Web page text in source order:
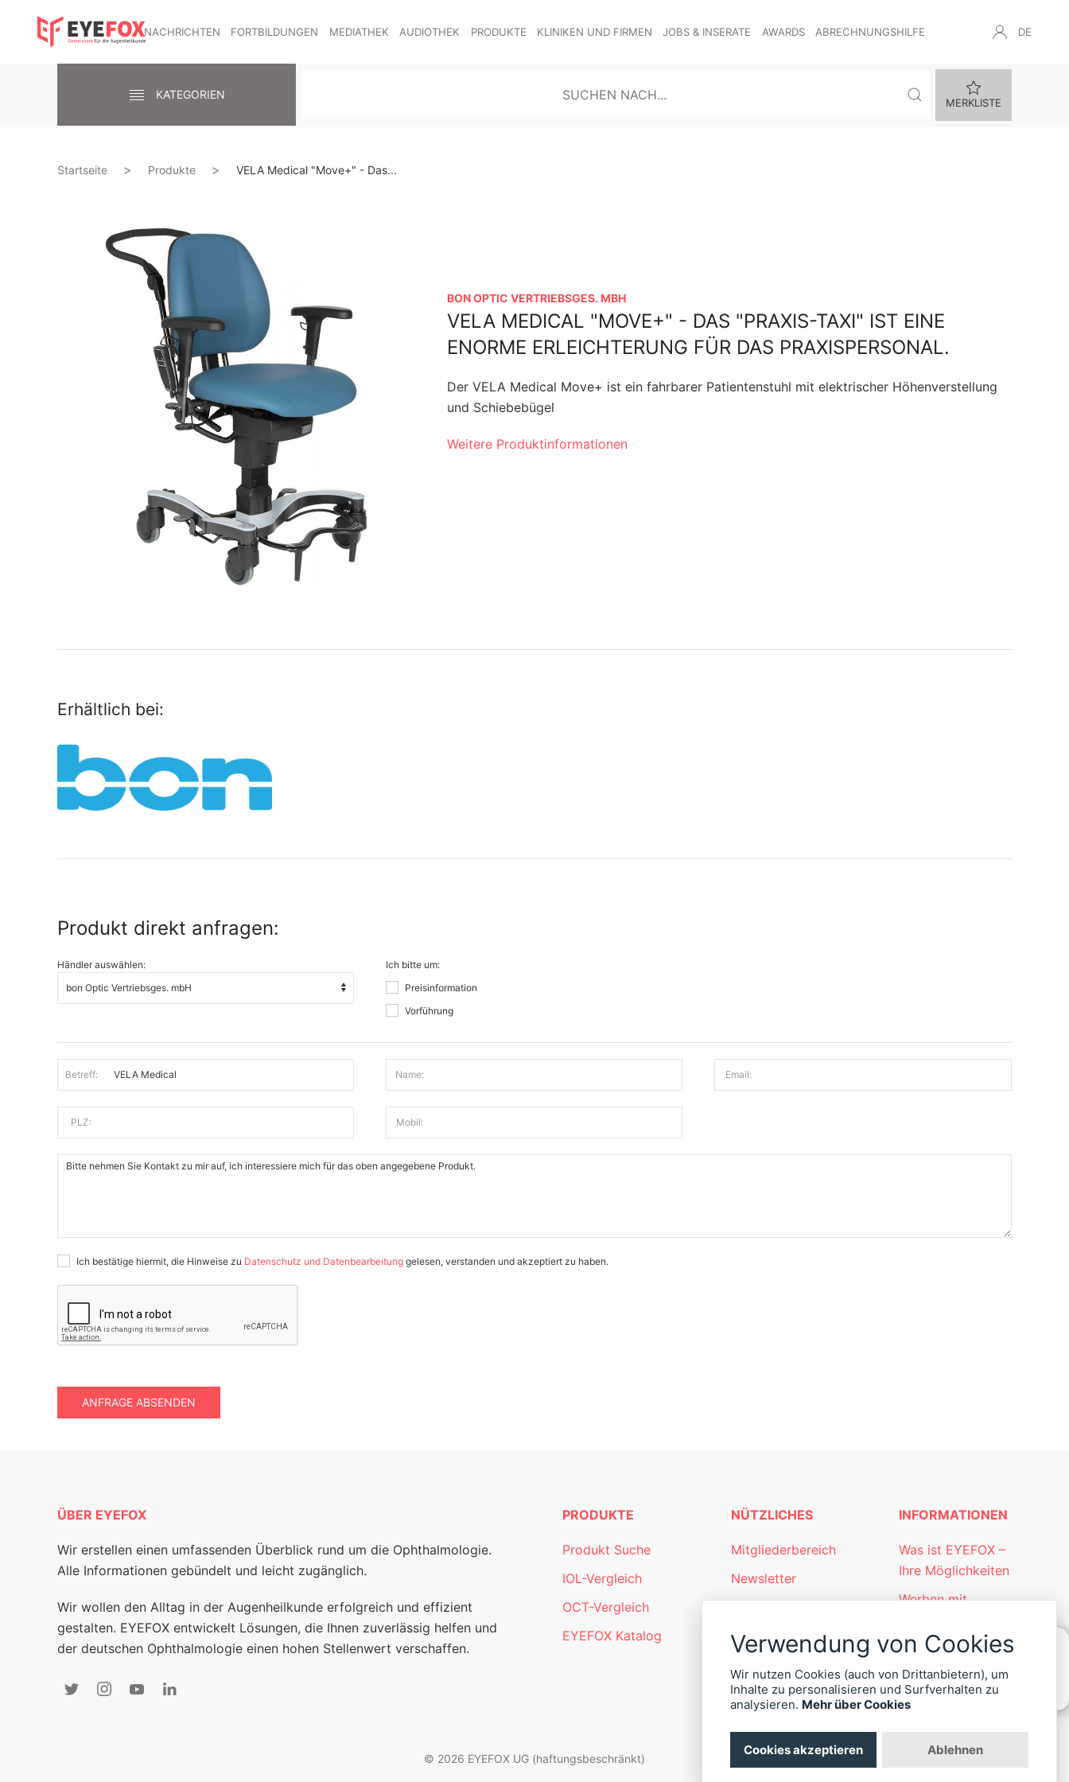
NACHRICHTEN FORTBILDUNGEN MEDIATHEK AUDIOTHEK PRODUKTE KLINIKEN UND FIRMEN JOBS & INSERATE AWARDS ABRECHNUNGSHILFE DE
KATEGORIEN
MERKLISTE
Startseite Produkte VELA Medical "Move+" - Das...
BON OPTIC VERTRIEBSGES. MBH
VELA MEDICAL "MOVE+" - DAS "PRAXIS-TAXI" IST EINE
ENORME ERLEICHTERUNG FÜR DAS PRAXISPERSONAL.
Der VELA Medical Move+ ist ein fahrbarer Patientenstuhl mit elektrischer Höhenverstellung
und Schiebebügel
Weitere Produktinformationen
Erhältlich bei:
Produkt direkt anfragen:
Händler auswählen:
Ich bitte um:
Preisinformation
Vorführung
Betreff: Name: Email:
PLZ: Mobil:
Ich bestätige hiermit, die Hinweise zu Datenschutz und Datenbearbeitung gelesen, verstanden und akzeptiert zu haben.
ANFRAGE ABSENDEN
KONTAKT
ÜBER EYEFOX
Wir erstellen einen umfassenden Überblick rund um die Ophthalmologie.
Alle Informationen gebündelt und leicht zugänglich.
Wir wollen den Alltag in der Augenheilkunde erfolgreich und effizient
gestalten. EYEFOX entwickelt Lösungen, die Ihnen zuverlässig helfen und
der deutschen Ophthalmologie einen hohen Stellenwert verschaffen.
PRODUKTE
Produkt Suche
IOL-Vergleich
OCT-Vergleich
EYEFOX Katalog
NÜTZLICHES
Mitgliederbereich
Newsletter
INFORMATIONEN
Was ist EYEFOX –
Ihre Möglichkeiten
Werben mit
Kontakt
Datenschutz
Impressum
© 2026 EYEFOX UG (haftungsbeschränkt)
Verwendung von Cookies
Wir nutzen Cookies (auch von Drittanbietern), um
Inhalte zu personalisieren und Surfverhalten zu
analysieren. Mehr über Cookies
Cookies akzeptieren Ablehnen